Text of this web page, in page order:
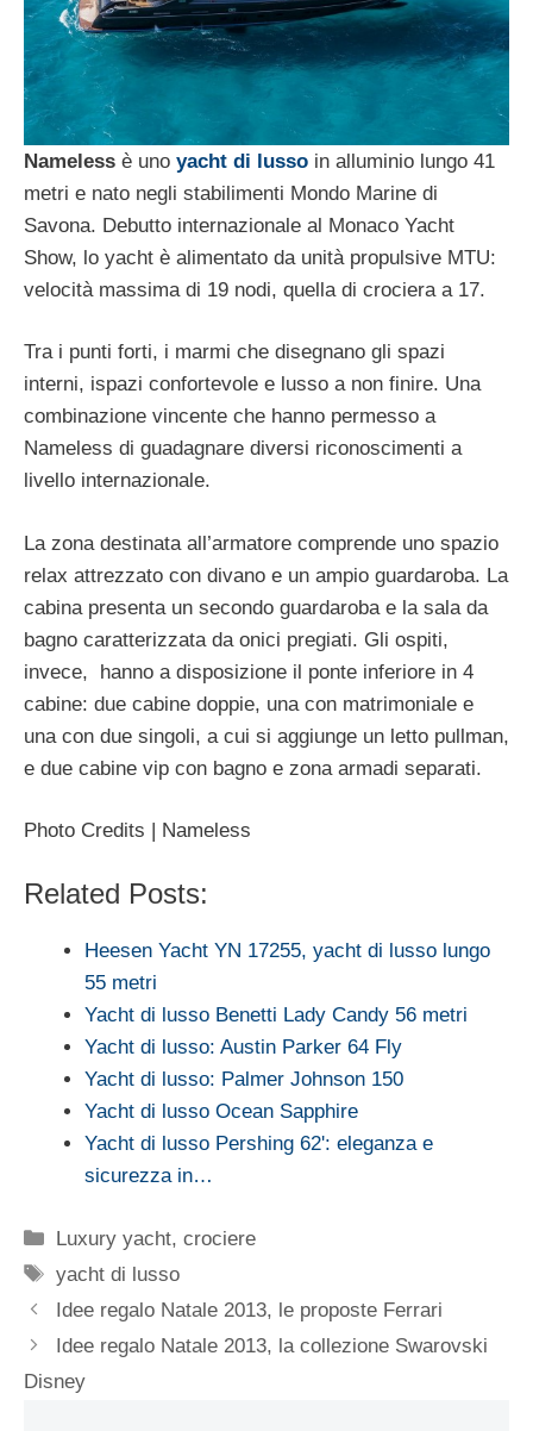
Nameless è uno yacht di lusso in alluminio lungo 41
metri e nato negli stabilimenti Mondo Marine di
Savona. Debutto internazionale al Monaco Yacht
Show, lo yacht è alimentato da unità propulsive MTU:
velocità massima di 19 nodi, quella di crociera a 17.
Tra i punti forti, i marmi che disegnano gli spazi
interni, ispazi confortevole e lusso a non finire. Una
combinazione vincente che hanno permesso a
Nameless di guadagnare diversi riconoscimenti a
livello internazionale.
La zona destinata all’armatore comprende uno spazio
relax attrezzato con divano e un ampio guardaroba. La
cabina pre­senta un secondo guardaroba e la sala da
bagno caratterizzata da onici pregiati. Gli ospiti,
invece, hanno a disposizione il ponte inferiore in 4
cabine: due cabine doppie, una con matri­moniale e
una con due singoli, a cui si aggiunge un letto pullman,
e due cabine vip con bagno e zona armadi separati.
Photo Credits | Nameless
Related Posts:
Heesen Yacht YN 17255, yacht di lusso lungo
55 metri
Yacht di lusso Benetti Lady Candy 56 metri
Yacht di lusso: Austin Parker 64 Fly
Yacht di lusso: Palmer Johnson 150
Yacht di lusso Ocean Sapphire
Yacht di lusso Pershing 62': eleganza e
sicurezza in…
Categorie
Luxury yacht, crociere
Tag
yacht di lusso
Idee regalo Natale 2013, le proposte Ferrari
Idee regalo Natale 2013, la collezione Swarovski
Disney